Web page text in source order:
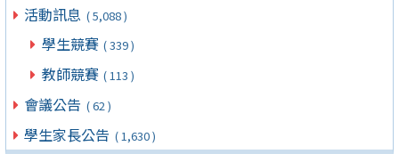
活動訊息 ( 5,088 )
學生競賽 ( 339 )
教師競賽 ( 113 )
會議公告 ( 62 )
學生家長公告 ( 1,630 )